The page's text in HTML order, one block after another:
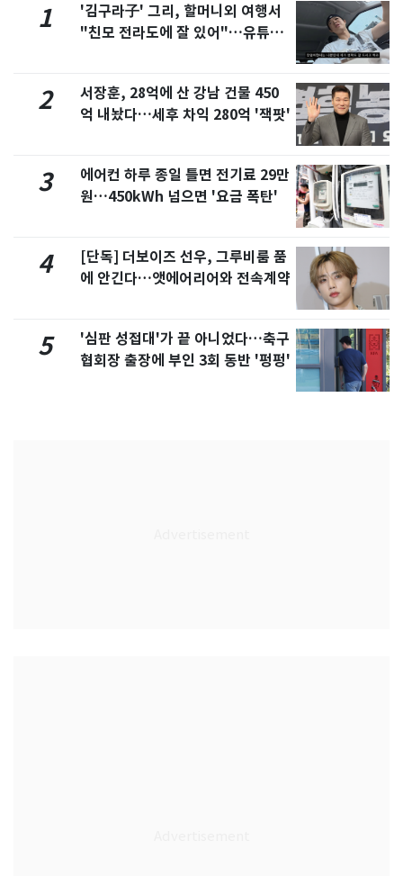
1
'김구라子' 그리, 할머니외 여행서
"친모 전라도에 잘 있어"…유튜브
2
서장훈, 28억에 산 강남 건물 450
억 내놨다…세후 차익 280억 '잭팟'
3
에어컨 하루 종일 틀면 전기료 29만
원…450kWh 넘으면 '요금 폭탄'
4
[단독] 더보이즈 선우, 그루비룸 품
에 안긴다…앳에어리어와 전속계약
5
'심판 성접대'가 끝 아니었다…축구
협회장 출장에 부인 3회 동반 '펑펑'